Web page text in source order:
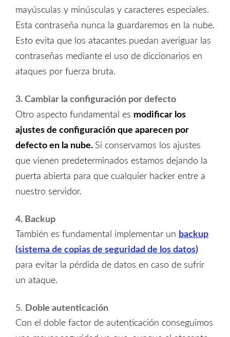
mayúsculas y minúsculas y caracteres especiales.
Esta contraseña nunca la guardaremos en la nube.
Esto evita que los atacantes puedan averiguar las
contraseñas mediante el uso de diccionarios en
ataques por fuerza bruta.
3. Cambiar la configuración por defecto
Otro aspecto fundamental es modificar los
ajustes de configuración que aparecen por
defecto en la nube. Si conservamos los ajustes
que vienen predeterminados estamos dejando la
puerta abierta para que cualquier hacker entre a
nuestro servidor.
4. Backup
También es fundamental implementar un backup
(sistema de copias de seguridad de los datos)
para evitar la pérdida de datos en caso de sufrir
un ataque.
5. Doble autenticación
Con el doble factor de autenticación conseguimos